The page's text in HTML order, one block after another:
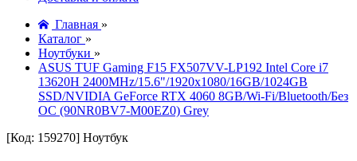
Главная »
Каталог »
Ноутбуки »
ASUS TUF Gaming F15 FX507VV-LP192 Intel Core i7
13620H 2400MHz/15.6"/1920x1080/16GB/1024GB
SSD/NVIDIA GeForce RTX 4060 8GB/Wi-Fi/Bluetooth/Без
ОС (90NR0BV7-M00EZ0) Grey
[Код: 159270] Ноутбук